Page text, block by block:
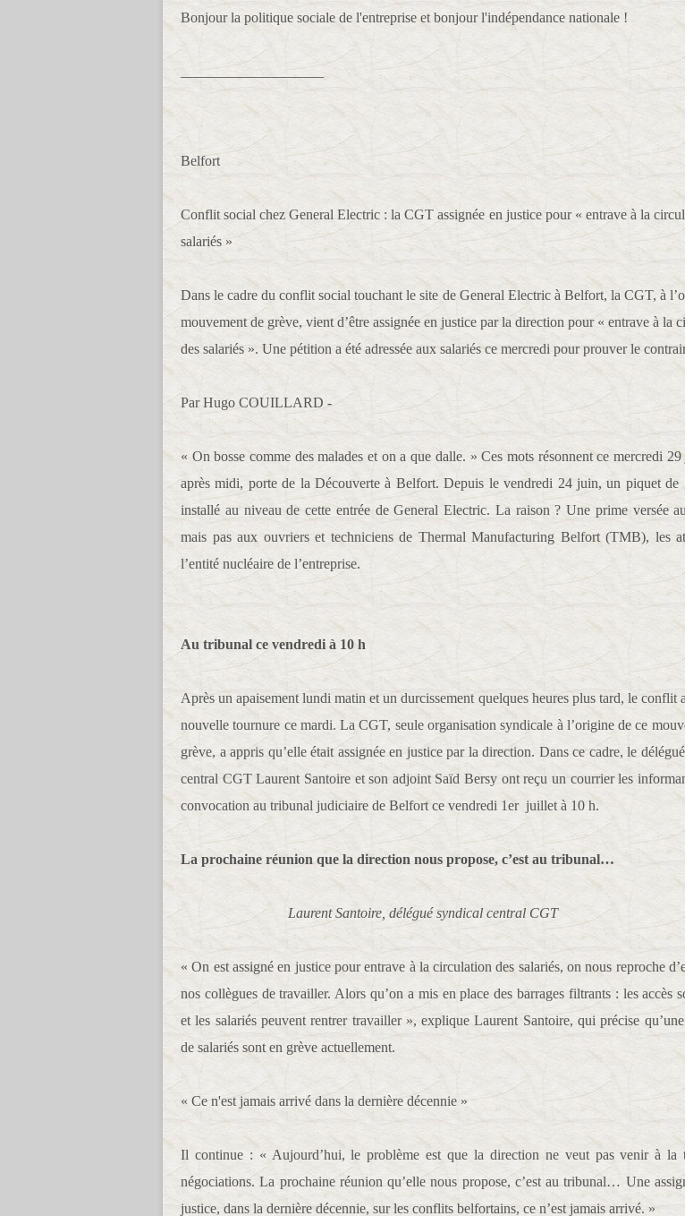
Bonjour la politique sociale de l'entreprise et bonjour l'indépendance nationale !
Belfort
Conflit social chez General Electric : la CGT assignée en justice pour « entrave à la
salariés »
Dans le cadre du conflit social touchant le site de General Electric à Belfort, la CGT, à
mouvement de grève, vient d’être assignée en justice par la direction pour « entrave à la
des salariés ». Une pétition a été adressée aux salariés ce mercredi pour prouver le
Par Hugo COUILLARD -
« On bosse comme des malades et on a que dalle. » Ces mots résonnent ce mercredi
après midi, porte de la Découverte à Belfort. Depuis le vendredi 24 juin, un piquet de
installé au niveau de cette entrée de General Electric. La raison ? Une prime versée
mais pas aux ouvriers et techniciens de Thermal Manufacturing Belfort (TMB), les
l’entité nucléaire de l’entreprise.
Au tribunal ce vendredi à 10 h
Après un apaisement lundi matin et un durcissement quelques heures plus tard, le conflit
nouvelle tournure ce mardi. La CGT, seule organisation syndicale à l’origine de ce
grève, a appris qu’elle était assignée en justice par la direction. Dans ce cadre, le
central CGT Laurent Santoire et son adjoint Saïd Bersy ont reçu un courrier les
convocation au tribunal judiciaire de Belfort ce vendredi 1er juillet à 10 h.
La prochaine réunion que la direction nous propose, c’est au tribunal…
Laurent Santoire, délégué syndical central CGT
« On est assigné en justice pour entrave à la circulation des salariés, on nous reproche
nos collègues de travailler. Alors qu’on a mis en place des barrages filtrants : les accès
et les salariés peuvent rentrer travailler », explique Laurent Santoire, qui précise
de salariés sont en grève actuellement.
« Ce n'est jamais arrivé dans la dernière décennie »
Il continue : « Aujourd’hui, le problème est que la direction ne veut pas venir à la
négociations. La prochaine réunion qu’elle nous propose, c’est au tribunal… Une
justice, dans la dernière décennie, sur les conflits belfortains, ce n’est jamais arrivé. »